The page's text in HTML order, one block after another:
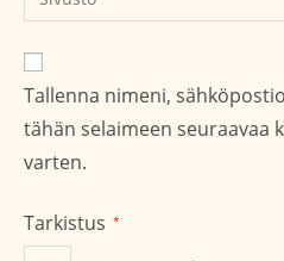
sivustosi
verkko-
osoite/URL
(valinnainen)
Tallenna nimeni,
tähän selaimeen seuraavaa
varten.
Tarkistus *